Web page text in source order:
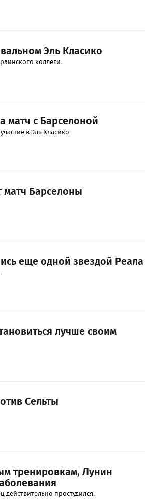
Эль Класико
коллеги.
матч с Барселоной
в Эль Класико.
матч Барселоны
еще одной звездой Реала
лучше своим
Сельты
тренировкам, Лунин
действительно простудился.